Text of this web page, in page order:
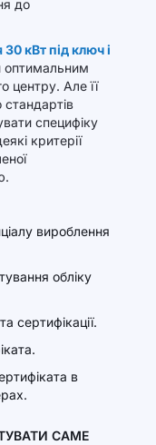
до
кВт під ключ і
оптимальним
центру. Але її
стандартів
специфіку
критерії
вироблення
обліку
сертифікації.
в
САМЕ